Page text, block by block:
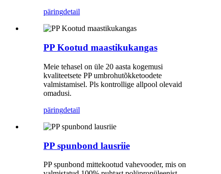
päringdetail
PP Kootud maastikukangas
Meie tehasel on üle 20 aasta kogemusi
kvaliteetsete PP umbrohutõkketoodete
valmistamisel. Pls kontrollige allpool olevaid
omadusi.
päringdetail
PP spunbond lausriie
PP spunbond mittekootud vahevooder, mis on